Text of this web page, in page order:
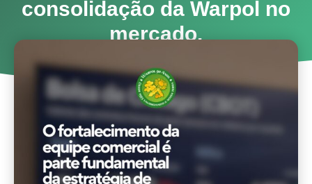
consolidação da Warpol no
mercado.
junho 25, 2026